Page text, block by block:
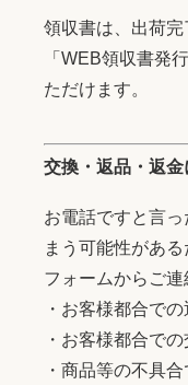
領収書は、出荷
「WEB領収書発
ただけます。
交換・返品・返金
お電話ですと言
まう可能性があ
フォームからご連
・お客様都合で
・お客様都合で
・商品等の不具